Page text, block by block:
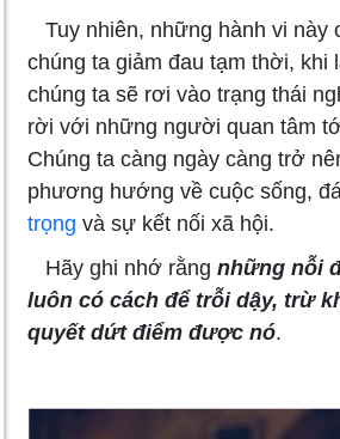
Tuy nhiên, những hành vi này
chúng ta giảm đau tạm thời, khi
chúng ta sẽ rơi vào trạng thái
rời với những người quan tâm
Chúng ta càng ngày càng trở
phương hướng về cuộc sống,
trọng và sự kết nối xã hội.
Hãy ghi nhớ rằng những nỗi
luôn có cách để trỗi dậy, trừ
quyết dứt điểm được nó.